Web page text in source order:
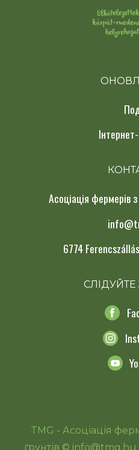
Асоціація фермерів
6774
TMG - Асоціація
ґрунтів © info@tmg.hu